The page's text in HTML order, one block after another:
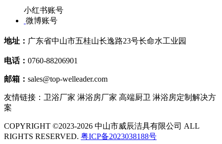
小红书账号
微博账号
地址： 广东省中山市五桂山长逸路23号长命水工业园
电话： 0760-88206901
邮箱： sales@top-welleader.com
友情链接：卫浴厂家 淋浴房厂家 高端厨卫 淋浴房定制解决方
案
COPYRIGHT ©2023-2026 中山市威辰洁具有限公司 ALL
RIGHTS RESERVED. 粤ICP备2023038188号